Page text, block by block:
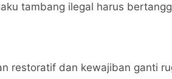
tambang ilegal harus
restoratif dan kewajiban ganti